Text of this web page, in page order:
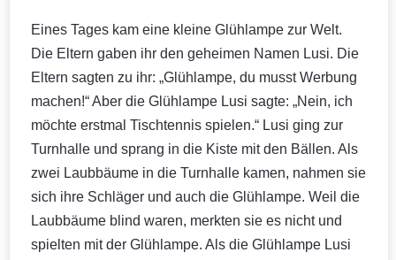
Eines Tages kam eine kleine Glühlampe zur Welt.
Die Eltern gaben ihr den geheimen Namen Lusi. Die
Eltern sagten zu ihr: „Glühlampe, du musst Werbung
machen!“ Aber die Glühlampe Lusi sagte: „Nein, ich
möchte erstmal Tischtennis spielen.“ Lusi ging zur
Turnhalle und sprang in die Kiste mit den Bällen. Als
zwei Laubbäume in die Turnhalle kamen, nahmen sie
sich ihre Schläger und auch die Glühlampe. Weil die
Laubbäume blind waren, merkten sie es nicht und
spielten mit der Glühlampe. Als die Glühlampe Lusi